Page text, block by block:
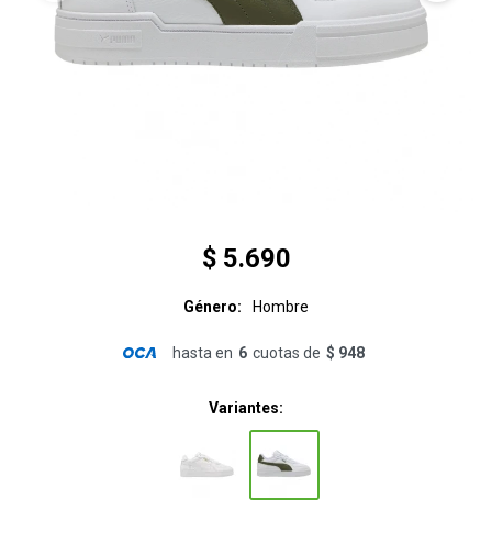
$ 5.690
Género Hombre
hasta en 6 cuotas de $ 948
Variantes: